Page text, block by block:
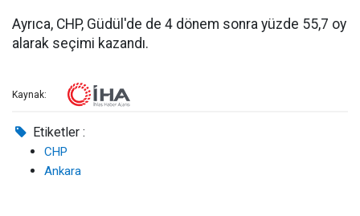
Ayrıca, CHP, Güdül'de de 4 dönem sonra yüzde 55,7 oy
alarak seçimi kazandı.
Kaynak:
Etiketler :
CHP
Ankara